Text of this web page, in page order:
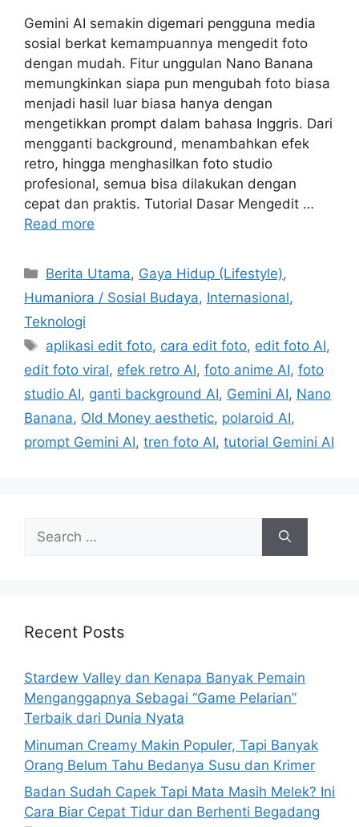
Gemini AI semakin digemari pengguna media
sosial berkat kemampuannya mengedit foto
dengan mudah. Fitur unggulan Nano Banana
memungkinkan siapa pun mengubah foto biasa
menjadi hasil luar biasa hanya dengan
mengetikkan prompt dalam bahasa Inggris. Dari
mengganti background, menambahkan efek
retro, hingga menghasilkan foto studio
profesional, semua bisa dilakukan dengan
cepat dan praktis. Tutorial Dasar Mengedit …
Read more
C
a
e
g
o
r
i
s
Berita Utama, Gaya Hidup (Lifestyle),
Humaniora / Sosial Budaya, Internasional,
Teknologi
T
a
s
aplikasi edit foto, cara edit foto, edit foto AI,
edit foto viral, efek retro AI, foto anime AI, foto
studio AI, ganti background AI, Gemini AI, Nano
Banana, Old Money aesthetic, polaroid AI,
prompt Gemini AI, tren foto AI, tutorial Gemini AI
h
r
:
Recent Posts
Stardew Valley dan Kenapa Banyak Pemain
Menganggapnya Sebagai “Game Pelarian”
Terbaik dari Dunia Nyata
Minuman Creamy Makin Populer, Tapi Banyak
Orang Belum Tahu Bedanya Susu dan Krimer
Badan Sudah Capek Tapi Mata Masih Melek? Ini
Cara Biar Cepat Tidur dan Berhenti Begadang